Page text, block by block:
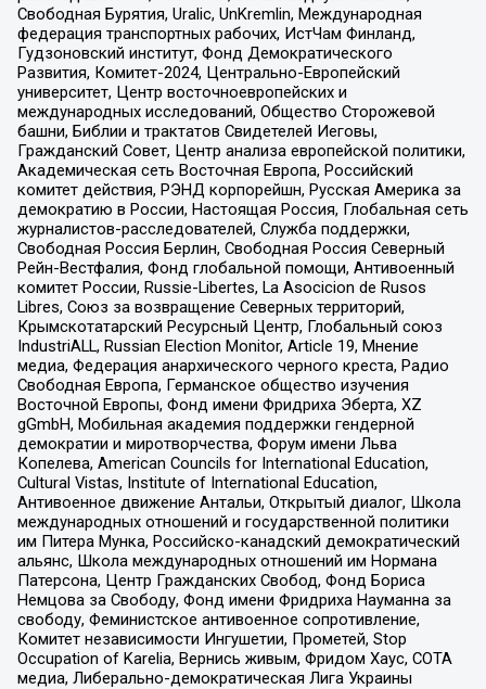
Свободная Бурятия, Uralic, UnKremlin, Международная
федерация транспортных рабочих, ИстЧам Финланд,
Гудзоновский институт, Фонд Демократического
Развития, Комитет-2024, Центрально-Европейский
университет, Центр восточноевропейских и
международных исследований, Общество Сторожевой
башни, Библии и трактатов Свидетелей Иеговы,
Гражданский Совет, Центр анализа европейской политики,
Академическая сеть Восточная Европа, Российский
комитет действия, РЭНД корпорейшн, Русская Америка за
демократию в России, Настоящая Россия, Глобальная сеть
журналистов-расследователей, Служба поддержки,
Свободная Россия Берлин, Свободная Россия Северный
Рейн-Вестфалия, Фонд глобальной помощи, Антивоенный
комитет России, Russie-Libertes, La Asocicion de Rusos
Libres, Союз за возвращение Северных территорий,
Крымскотатарский Ресурсный Центр, Глобальный союз
IndustriALL, Russian Election Monitor, Article 19, Мнение
медиа, Федерация анархического черного креста, Радио
Свободная Европа, Германское общество изучения
Восточной Европы, Фонд имени Фридриха Эберта, XZ
gGmbH, Мобильная академия поддержки гендерной
демократии и миротворчества, Форум имени Льва
Копелева, American Councils for International Education,
Cultural Vistas, Institute of International Education,
Антивоенное движение Антальи, Открытый диалог, Школа
международных отношений и государственной политики
им Питера Мунка, Российско-канадский демократический
альянс, Школа международных отношений им Нормана
Патерсона, Центр Гражданских Свобод, Фонд Бориса
Немцова за Свободу, Фонд имени Фридриха Науманна за
свободу, Феминистское антивоенное сопротивление,
Комитет независимости Ингушетии, Прометей, Stop
Occupation of Karelia, Вернись живым, Фридом Хаус, СОТА
медиа, Либерально-демократическая Лига Украины